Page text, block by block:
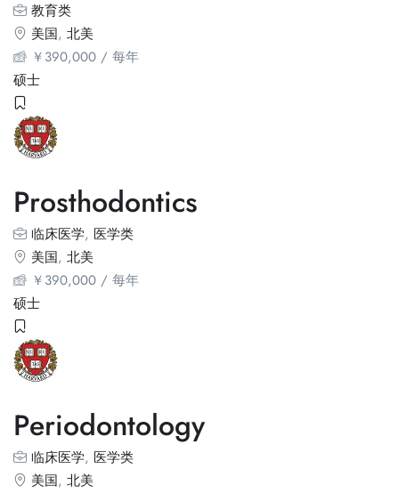
教育类
美国, 北美
￥390,000 / 每年
硕士
Prosthodontics
临床医学, 医学类
美国, 北美
￥390,000 / 每年
硕士
Periodontology
临床医学, 医学类
美国, 北美